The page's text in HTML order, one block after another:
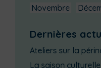
Novembre
Dernières
Ateliers sur la
La saison